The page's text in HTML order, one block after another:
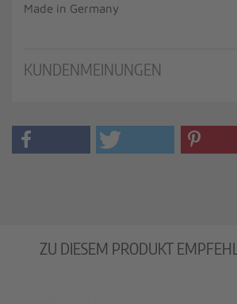
Made in Germany
KUNDENMEINUNGEN
ZU DIESEM PRODUKT